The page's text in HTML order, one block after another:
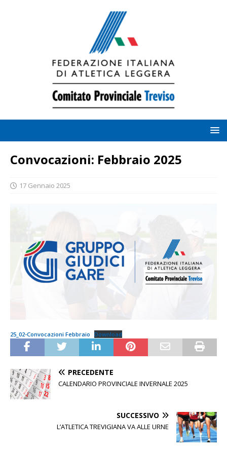
Convocazioni: Febbraio 2025
17 Gennaio 2025
25_02-Convocazioni Febbraio Download
PRECEDENTE
CALENDARIO PROVINCIALE INVERNALE 2025
SUCCESSIVO
L’ATLETICA TREVIGIANA VA ALLE URNE